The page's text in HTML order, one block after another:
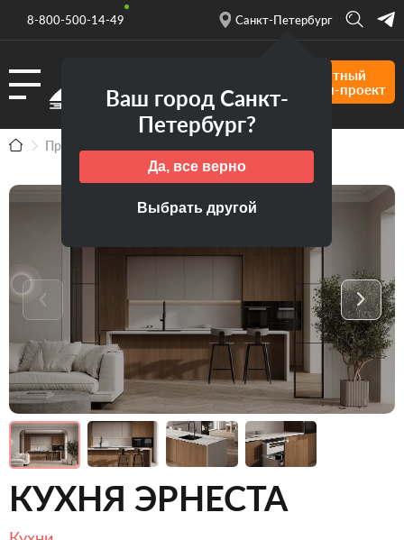
8-800-500-14-49 Санкт-Петербург
Ваш город Санкт-
Петербург?
Да, все верно
Выбрать другой
Бесплатный
дизайн-проект
Продукция
КУХНЯ ЭРНЕСТА